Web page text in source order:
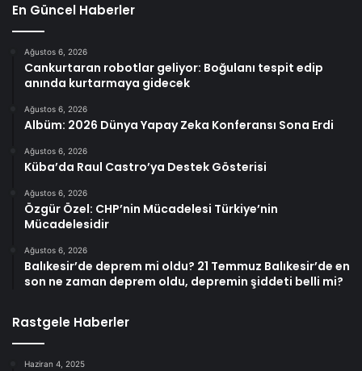
En Güncel Haberler
Ağustos 6, 2026
Cankurtaran robotlar geliyor: Boğulanı tespit edip
anında kurtarmaya gidecek
Ağustos 6, 2026
Albüm: 2026 Dünya Yapay Zeka Konferansı Sona Erdi
Ağustos 6, 2026
Küba’da Raul Castro’ya Destek Gösterisi
Ağustos 6, 2026
Özgür Özel: CHP’nin Mücadelesi Türkiye’nin
Mücadelesidir
Ağustos 6, 2026
Balıkesir’de deprem mi oldu? 21 Temmuz Balıkesir’de en
son ne zaman deprem oldu, depremin şiddeti belli mi?
Rastgele Haberler
Haziran 4, 2025